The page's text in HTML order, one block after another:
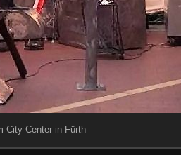
City-Center in Fürth